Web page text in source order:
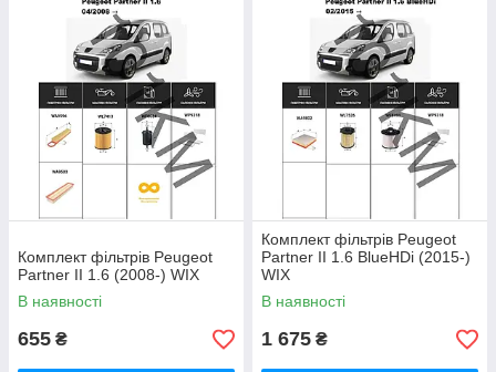
Комплект фільтрів Peugeot
Partner II 1.6 (2008-) WIX
В наявності
655 ₴
Комплект фільтрів Peugeot
Partner II 1.6 BlueHDi (2015-)
WIX
В наявності
1 675 ₴